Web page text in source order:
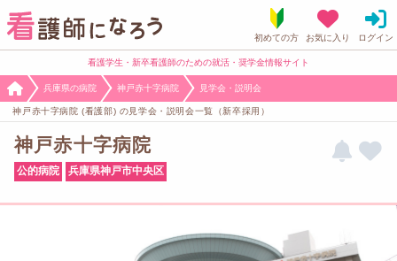
看護学生・新卒看護師のための就活・奨学金情報サイト
兵庫県の病院 神戸赤十字病院 見学会・説明会
神戸赤十字病院 (看護部) の見学会・説明会一覧（新卒採用）
神戸赤十字病院
公的病院 兵庫県神戸市中央区